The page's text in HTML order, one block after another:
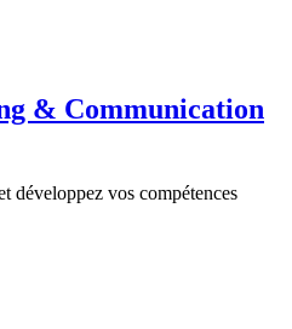
& Communication
développez vos compétences